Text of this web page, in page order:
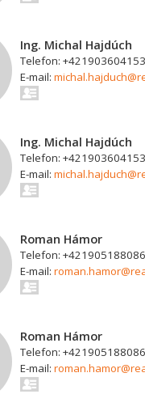
Ing. Michal Hajdúch
Telefon: +421903604153
E-mail:
Ing. Michal Hajdúch
Telefon: +421903604153
E-mail:
Roman Hámor
Telefon: +421905188086
E-mail:
Roman Hámor
Telefon: +421905188086
E-mail: